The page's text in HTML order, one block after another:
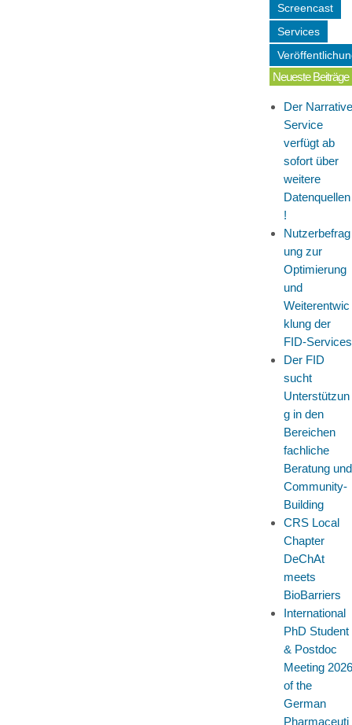
Screencast
Services
Neueste Beiträge
Der Narrative
Service
verfügt ab
sofort über
weitere
Datenquellen
!
Nutzerbefrag
ung zur
Optimierung
und
Weiterentwic
klung der
FID-Services
Der FID
sucht
Unterstützun
g in den
Bereichen
fachliche
Beratung und
Community-
Building
CRS Local
Chapter
DeChAt
meets
BioBarriers
International
PhD Student
& Postdoc
Meeting 2026
of the
German
Pharmaceuti